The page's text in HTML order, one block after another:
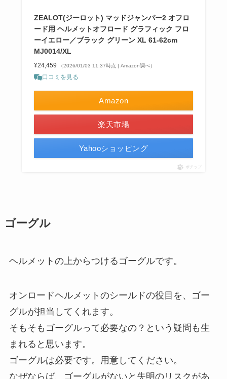
ZEALOT(ジーロット) マッドジャンパー2 オフロ
ード用 ヘルメットオフロード グラフィック フロ
ーイエロー／ブラック グリーン XL 61-62cm
MJ0014/XL
¥24,459 （2026/01/03 11:37時点 | Amazon調べ）
口コミを見る
Amazon
楽天市場
Yahooショッピング
ポチップ
ゴーグル
ヘルメットの上からつけるゴーグルです。
オンロードヘルメットのシールドの役目を、ゴー
グルが担当してくれます。
そもそもゴーグルって必要なの？という疑問も生
まれると思います。
ゴーグルは必要です。用意してください。
なぜならば、ゴーグルがないと失明のリスクがあ